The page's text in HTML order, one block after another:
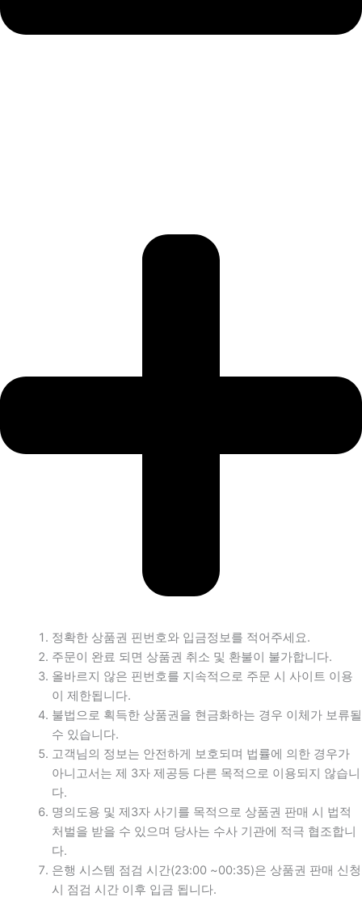
정확한 상품권 핀번호와 입금정보를 적어주세요.
주문이 완료 되면 상품권 취소 및 환불이 불가합니다.
올바르지 않은 핀번호를 지속적으로 주문 시 사이트 이용
이 제한됩니다.
불법으로 획득한 상품권을 현금화하는 경우 이체가 보류될
수 있습니다.
고객님의 정보는 안전하게 보호되며 법률에 의한 경우가
아니고서는 제 3자 제공등 다른 목적으로 이용되지 않습니
다.
명의도용 및 제3자 사기를 목적으로 상품권 판매 시 법적
처벌을 받을 수 있으며 당사는 수사 기관에 적극 협조합니
다.
은행 시스템 점검 시간(23:00 ~00:35)은 상품권 판매 신청
시 점검 시간 이후 입금 됩니다.